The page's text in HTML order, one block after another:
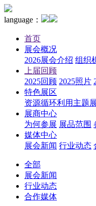
language：
首页
展会概况
2026展会介绍 组织
上届回顾
2025回顾 2025照片
特色展区
资源循环利用主题
展商中心
为何参展 展品范围
媒体中心
展会新闻 行业动态
全部
展会新闻
行业动态
合作媒体